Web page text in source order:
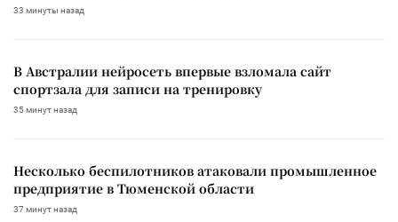
33 минуты назад
В Австралии нейросеть впервые взломала сайт
спортзала для записи на тренировку
35 минут назад
Несколько беспилотников атаковали промышленное
предприятие в Тюменской области
37 минут назад